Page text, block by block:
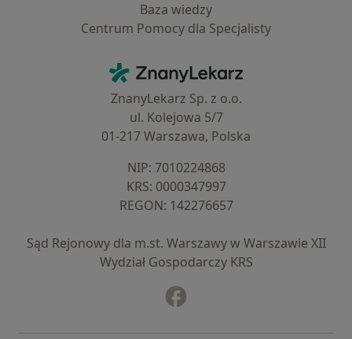
Baza wiedzy
Centrum Pomocy dla Specjalisty
ZnanyLekarz - Strona główna
ZnanyLekarz Sp. z o.o.
ul. Kolejowa 5/7
01-217 Warszawa, Polska
NIP: ⁠7010224868
KRS: ⁠0000347997
REGON: ⁠142276657
Sąd Rejonowy dla m.st. Warszawy w Warszawie XII
Wydział Gospodarczy KRS